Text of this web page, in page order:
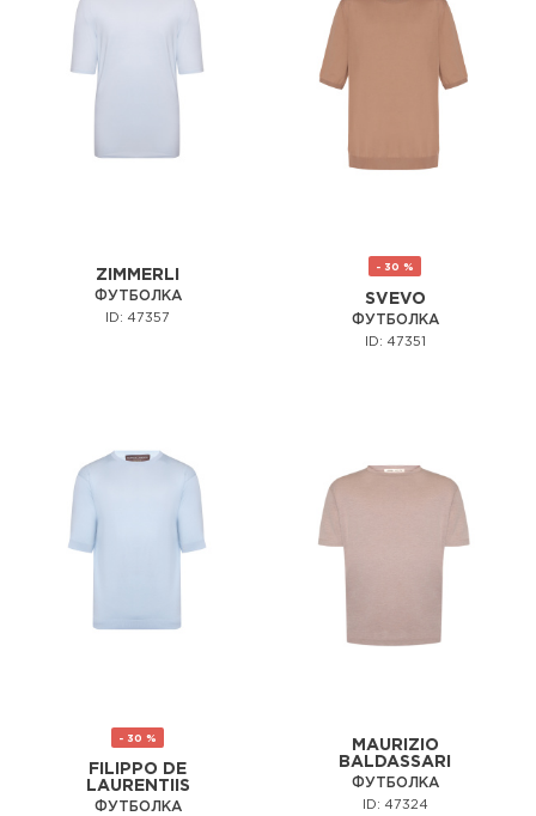
ZIMMERLI
ФУТБОЛКА
ID: 47357
- 30 %
SVEVO
ФУТБОЛКА
ID: 47351
- 30 %
FILIPPO DE
LAURENTIIS
ФУТБОЛКА
MAURIZIO
BALDASSARI
ФУТБОЛКА
ID: 47324